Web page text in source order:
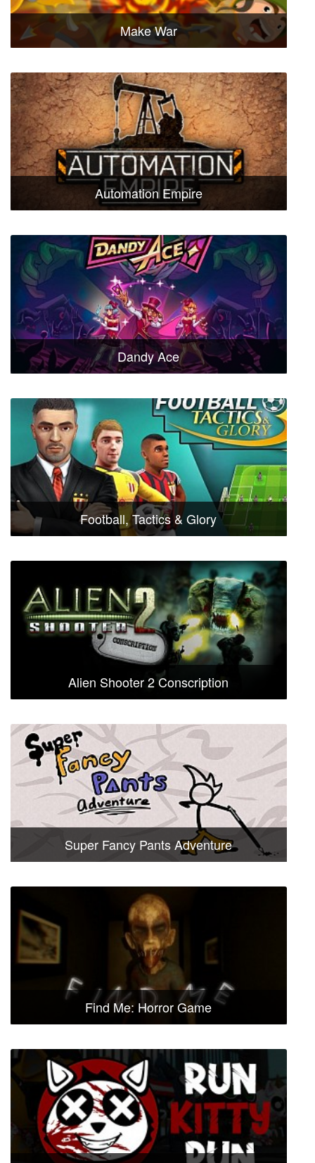
Make War
Automation Empire
Dandy Ace
Football, Tactics & Glory
Alien Shooter 2 Conscription
Super Fancy Pants Adventure
Find Me: Horror Game